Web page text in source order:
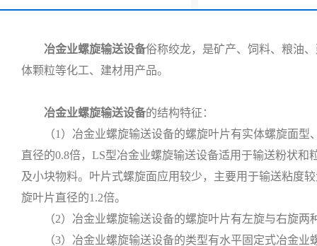
冶金业螺旋输送设备俗称绞龙，是矿产、饲料、粮油
体颗粒等化工、建材用产品。
冶金业螺旋输送设备的结构特征：
（1）冶金业螺旋输送设备的螺旋叶片有实体螺旋面型
直径的0.8倍，LS型冶金业螺旋输送设备适用于输送粉状
及小块物料。叶片式螺旋面应用较少，主要用于输送粘度
旋叶片直径的1.2倍。
（2）冶金业螺旋输送设备的螺旋叶片有左旋与右旋两
（3）冶金业螺旋输送设备的类型有水平固定式冶金业